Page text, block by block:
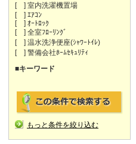
[ ] 室内洗濯機置場
[ ] ｴｱｺﾝ
[ ] ｵｰﾄﾛｯｸ
[ ] 全室ﾌﾛｰﾘﾝｸﾞ
[ ] 温水洗浄便座(ｼｬﾜｰﾄｲﾚ)
[ ] 警備会社ﾎｰﾑｾｷｭﾘﾃｨ
■キーワード
もっと条件を絞り込む